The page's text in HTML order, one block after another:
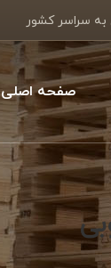
به سراسر کشور
صفحه اصلی